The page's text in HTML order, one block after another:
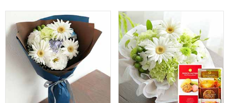
お供えそよはなブーケ(ホワイト)【花】【年間ギフト】
お供えアレンジ「フルリーナ